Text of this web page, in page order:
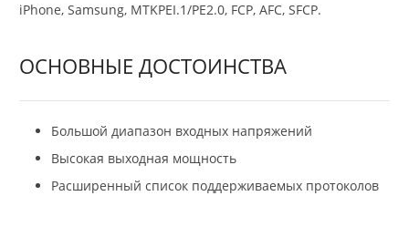
iPhone, Samsung, MTKPEI.1/PE2.0, FCP, AFC, SFCP.
ОСНОВНЫЕ ДОСТОИНСТВА
Большой диапазон входных напряжений
Высокая выходная мощность
Расширенный список поддерживаемых протоколов